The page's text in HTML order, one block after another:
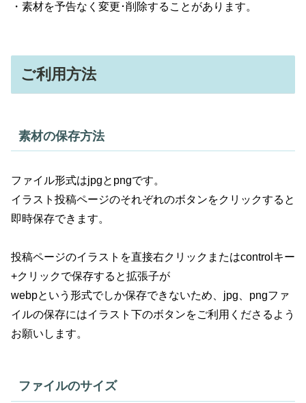
・素材を予告なく変更･削除することがあります。
ご利用方法
素材の保存方法
ファイル形式はjpgとpngです。
イラスト投稿ページのそれぞれのボタンをクリックすると
即時保存できます。
投稿ページのイラストを直接右クリックまたはcontrolキー
+クリックで保存すると拡張子が
webpという形式でしか保存できないため、jpg、pngファ
イルの保存にはイラスト下のボタンをご利用くださるよう
お願いします。
ファイルのサイズ